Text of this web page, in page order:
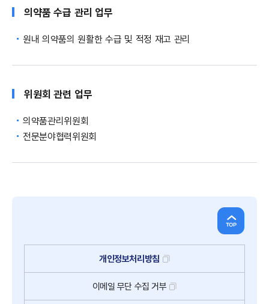
의약품 수급 관리 업무
원내 의약품의 원활한 수급 및 적정 재고 관리
위원회 관련 업무
의약품관리위원회
전문분야협력위원회
개인정보처리방침
이메일 무단 수집 거부